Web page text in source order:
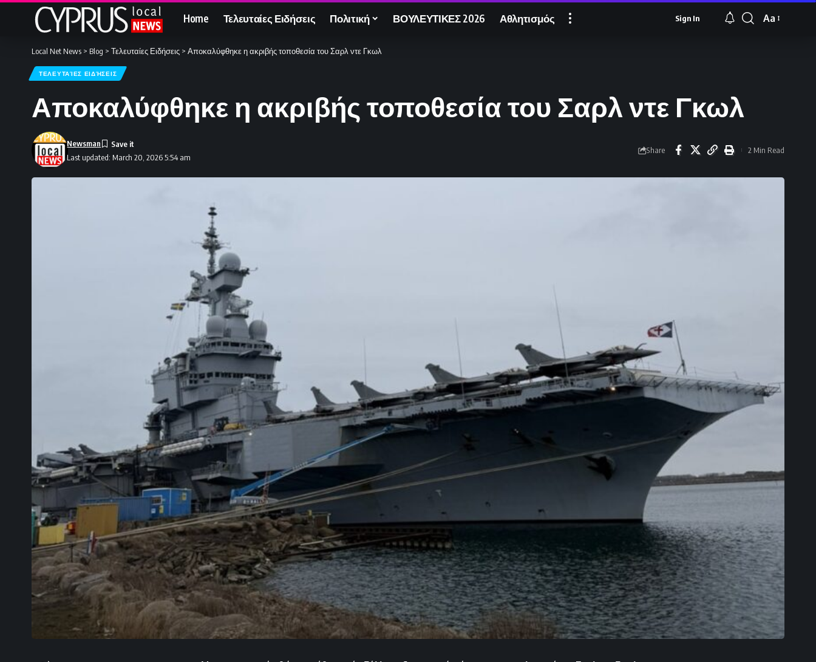
Home Τελευταίες Ειδήσεις Πολιτική ΒΟΥΛΕΥΤΙΚΕΣ 2026 Αθλητισμός Sign In
Font
Aa
Local Net News > Blog > Τελευταίες Ειδήσεις > Αποκαλύφθηκε η ακριβής τοποθεσία του Σαρλ ντε Γκωλ
ΤΕΛΕΥΤΑΊΕΣ ΕΙΔΉΣΕΙΣ
Αποκαλύφθηκε η ακριβής τοποθεσία του Σαρλ ντε Γκωλ
Last updated: March 20, 2026 5:54 am
Newsman
Share 2 Min Read